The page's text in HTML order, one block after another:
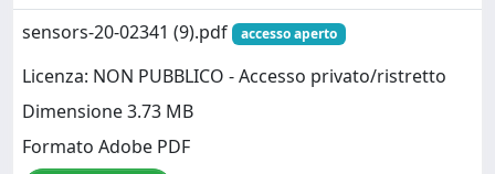
sensors-20-02341 (9).pdf
accesso aperto
Licenza: NON PUBBLICO - Accesso privato/ristretto
Dimensione 3.73 MB
Formato Adobe PDF